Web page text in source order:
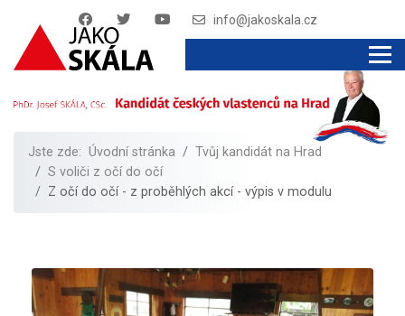
info@jakoskala.cz
Jste zde: Úvodní stránka
Tvůj kandidát na Hrad
S voliči z očí do očí
Z očí do očí - z proběhlých akcí - výpis v modulu